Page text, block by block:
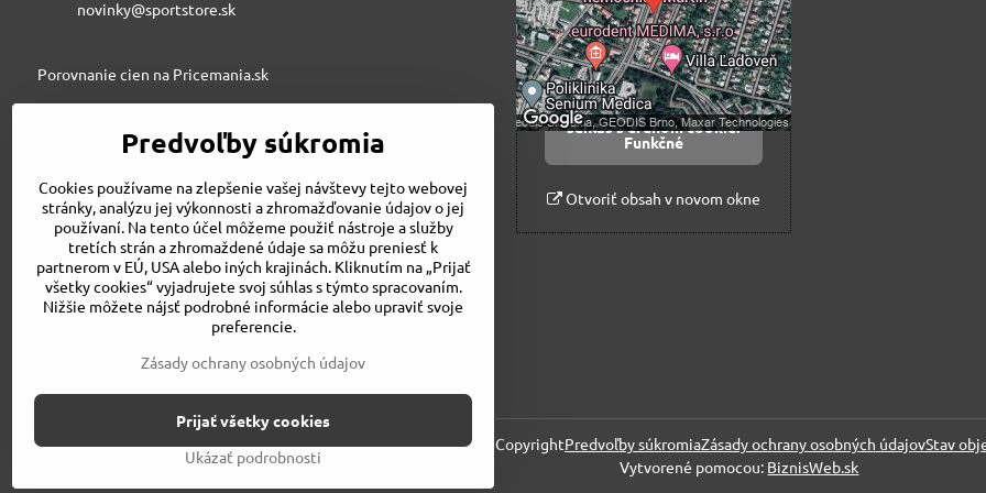
novinky@sportstore.sk
Porovnanie cien na Pricemania.sk
Sportstore.sk
STRIVE SPORT s.r.o., Jesenského 6, 03601 Martin
043/3240500
strivesport@gmail.com
Porovnanie cien na Pricemania.sk
Povoliť tentokrát
Povoliť a zapamätať -
súhlas s druhom cookie:
Funkčné
Otvoriť obsah v novom okne
©2026 CopyrightPredvoľby súkromiaZásady ochrany osobných údajovStav
Vytvorené pomocou: BiznisWeb.sk
Predvoľby súkromia
Cookies používame na zlepšenie vašej návštevy tejto webovej
stránky, analýzu jej výkonnosti a zhromažďovanie údajov o jej
používaní. Na tento účel môžeme použiť nástroje a služby
tretích strán a zhromaždené údaje sa môžu preniesť k
partnerom v EÚ, USA alebo iných krajinách. Kliknutím na „Prijať
všetky cookies“ vyjadrujete svoj súhlas s týmto spracovaním.
Nižšie môžete nájsť podrobné informácie alebo upraviť svoje
preferencie.
Zásady ochrany osobných údajov
Ukázať podrobnosti
Prijať všetky cookies